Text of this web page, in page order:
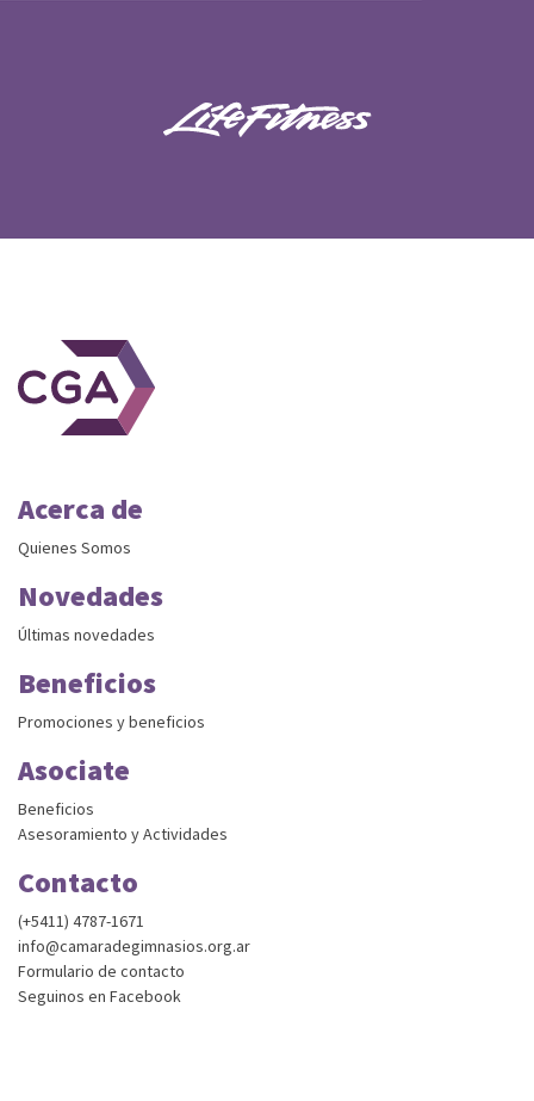
Acerca de
Quienes Somos
Novedades
Últimas novedades
Beneficios
Promociones y beneficios
Asociate
Beneficios
Asesoramiento y Actividades
Contacto
(+5411) 4787-1671
info@camaradegimnasios.org.ar
Formulario de contacto
Seguinos en Facebook